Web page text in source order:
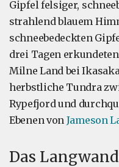
Gipfel felsiger,
strahlend blauem
schneebedeckten
drei Tagen
Milne Land bei
herbstliche Tundra
Rypefjord und
Ebenen von Jameson
Das